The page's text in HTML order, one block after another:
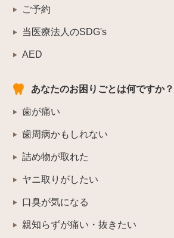
ご予約
当医療法人のSDG's
AED
あなたのお困りごとは何ですか？
歯が痛い
歯周病かもしれない
詰め物が取れた
ヤニ取りがしたい
口臭が気になる
親知らずが痛い・抜きたい